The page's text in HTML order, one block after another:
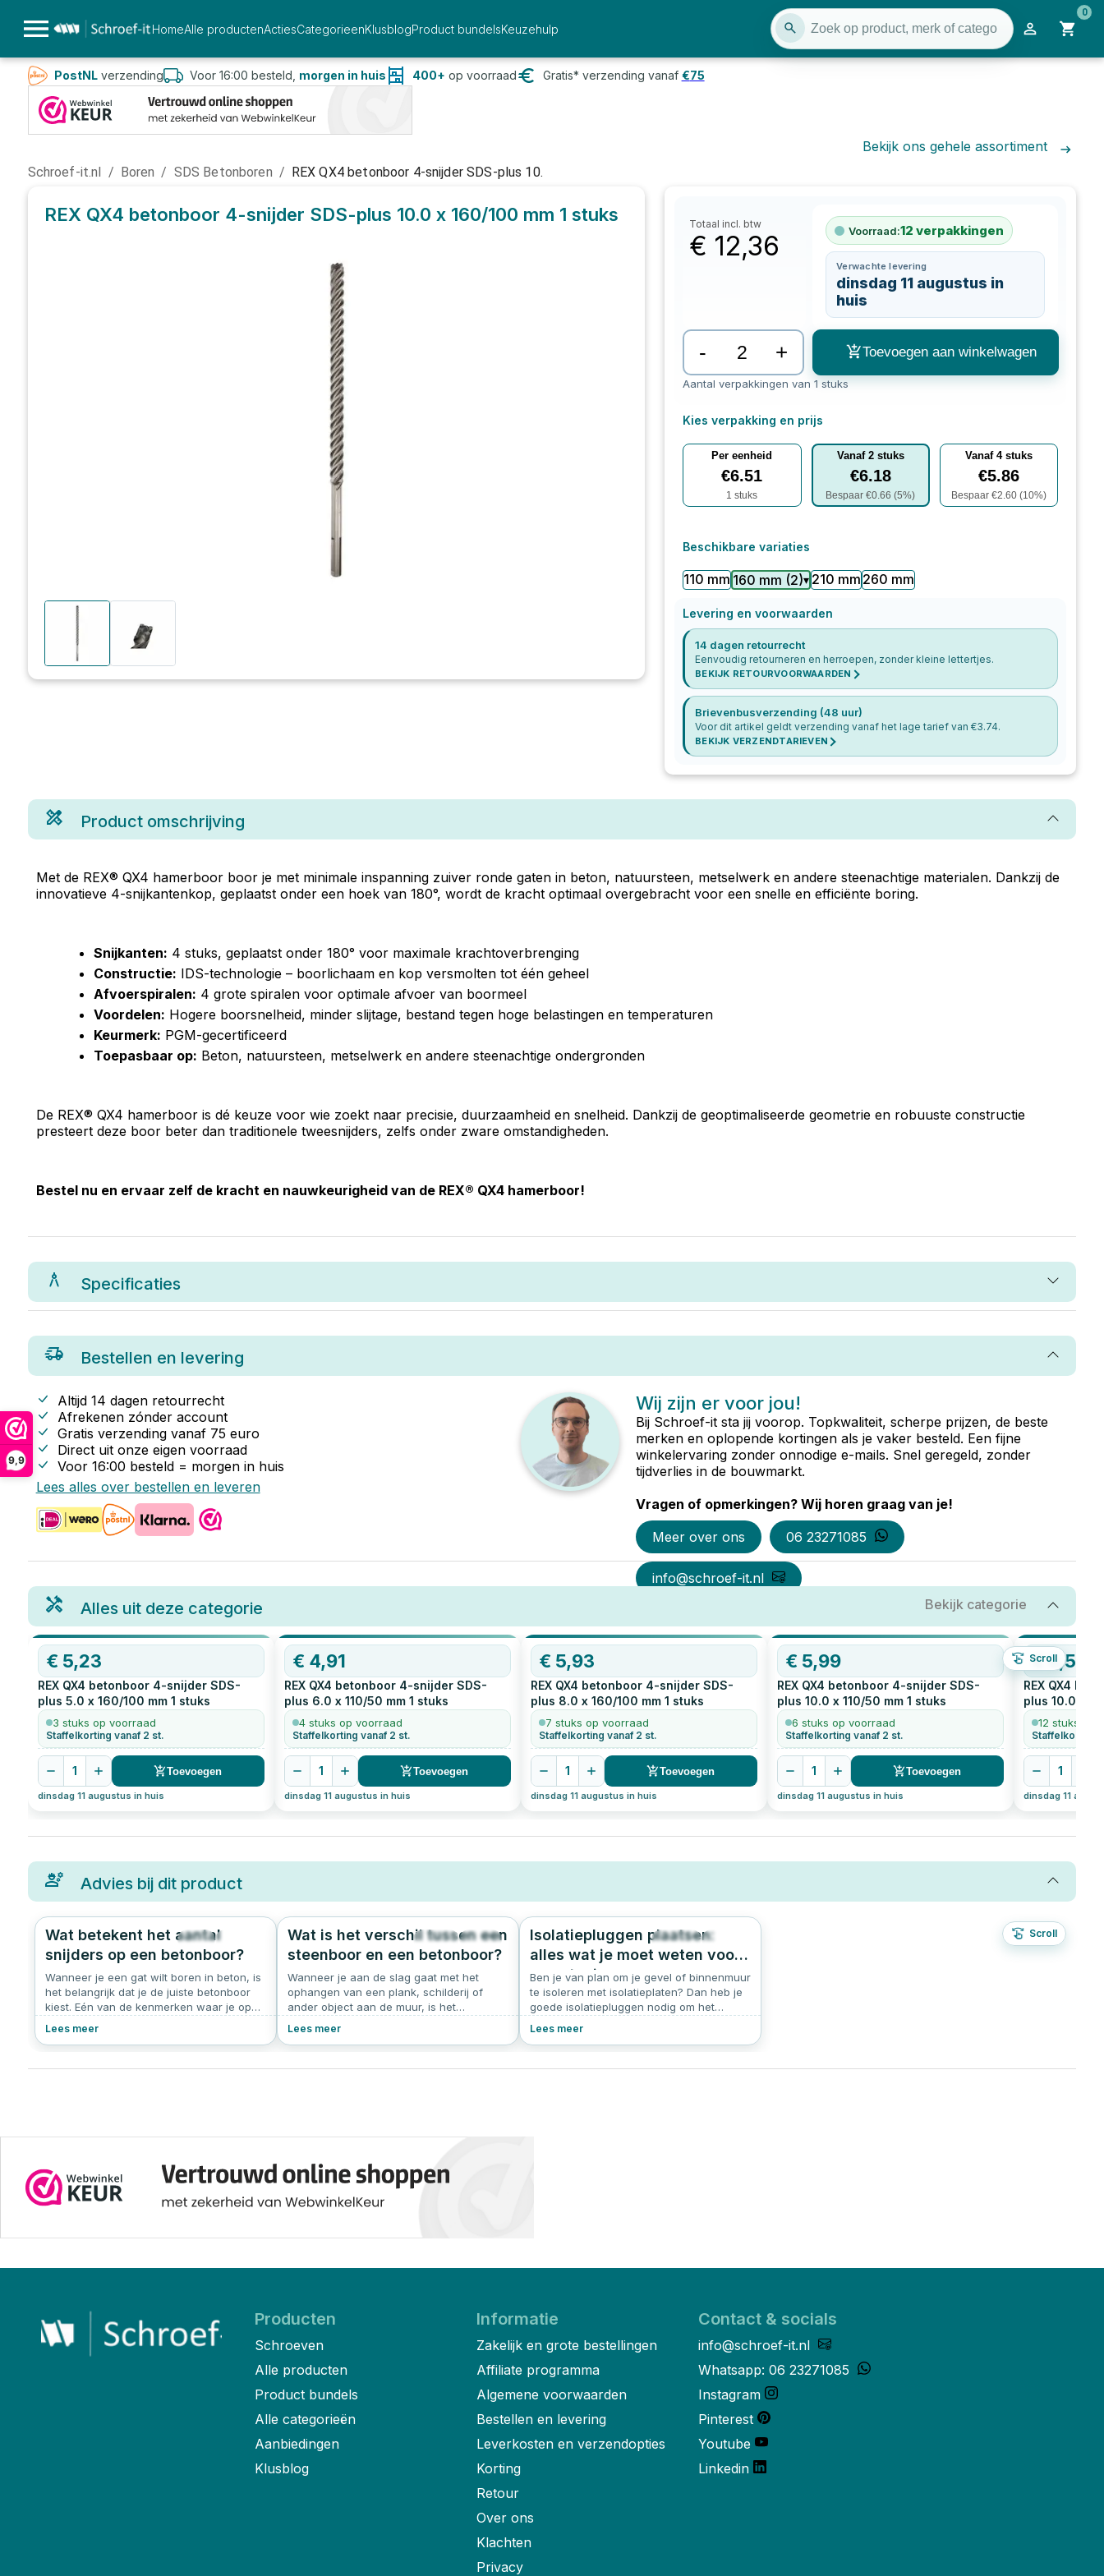
9,9
HomeAlle productenActiesCategorieenKlusblogProduct bundelsKeuzehulp
0
PostNLverzending Voor 16:00 besteld, morgen in huis 400+ op voorraad Gratis* verzending vanaf €75
Bekijk ons gehele assortiment
Schroef-it.nl / Boren / SDS Betonboren / REX QX4 betonboor 4-snijder SDS-plus 10.
REX QX4 betonboor 4-snijder SDS-plus 10.0 x 160/100 mm 1 stuks Totaal incl. btw
€ 12,36 Voorraad:12 verpakkingen
Verwachte levering
dinsdag 11 augustus in
huis
- + Toevoegen aan winkelwagen
Aantal verpakkingen van 1 stuks
Kies verpakking en prijs
Per eenheid
€6.51
1 stuks
Vanaf 2stuks
€6.18
Bespaar €0.66 (5%)
Vanaf4stuks
€5.86
Bespaar €2.60 (10%)
Beschikbare variaties
110 mm 160 mm (2)▾ 210 mm 260 mm
Levering en voorwaarden
14 dagen retourrecht
Eenvoudig retourneren en herroepen, zonder kleine lettertjes.
BEKIJK RETOURVOORWAARDEN
Brievenbusverzending (48 uur)
Voor dit artikel geldt verzending vanaf het lage tarief van €3.74.
BEKIJK VERZENDTARIEVEN
Product omschrijving
Met de REX® QX4 hamerboor boor je met minimale inspanning zuiver ronde gaten in beton, natuursteen, metselwerk en andere steenachtige materialen. Dankzij de
innovatieve 4-snijkantenkop, geplaatst onder een hoek van 180°, wordt de kracht optimaal overgebracht voor een snelle en efficiënte boring.
Snijkanten: 4 stuks, geplaatst onder 180° voor maximale krachtoverbrenging
Constructie: IDS-technologie – boorlichaam en kop versmolten tot één geheel
Afvoerspiralen: 4 grote spiralen voor optimale afvoer van boormeel
Voordelen: Hogere boorsnelheid, minder slijtage, bestand tegen hoge belastingen en temperaturen
Keurmerk: PGM-gecertificeerd
Toepasbaar op: Beton, natuursteen, metselwerk en andere steenachtige ondergronden
De REX® QX4 hamerboor is dé keuze voor wie zoekt naar precisie, duurzaamheid en snelheid. Dankzij de geoptimaliseerde geometrie en robuuste constructie
presteert deze boor beter dan traditionele tweesnijders, zelfs onder zware omstandigheden.
Bestel nu en ervaar zelf de kracht en nauwkeurigheid van de REX® QX4 hamerboor!
Specificaties
Bestellen en levering
Altijd 14 dagen retourrecht
Afrekenen zónder account
Gratis verzending vanaf 75 euro
Direct uit onze eigen voorraad
Voor 16:00 besteld = morgen in huis
Lees alles over bestellen en leveren
Wij zijn er voor jou!
Bij Schroef-it sta jij voorop. Topkwaliteit, scherpe prijzen, de beste
merken en oplopende kortingen als je vaker besteld. Een fijne
winkelervaring zonder onnodige e-mails. Snel geregeld, zonder
tijdverlies in de bouwmarkt.
Vragen of opmerkingen? Wij horen graag van je!
Meer over ons
06 23271085
info@schroef-it.nl
Alles uit deze categorie Bekijk categorie
Scroll
€ 5,23
REX QX4 betonboor 4-snijder SDS-
plus 5.0 x 160/100 mm 1 stuks
3 stuks op voorraad
Staffelkorting vanaf 2 st.
1 Toevoegen
dinsdag 11 augustus in huis
€ 4,91
REX QX4 betonboor 4-snijder SDS-
plus 6.0 x 110/50 mm 1 stuks
4 stuks op voorraad
Staffelkorting vanaf 2 st.
1 Toevoegen
dinsdag 11 augustus in huis
€ 5,93
REX QX4 betonboor 4-snijder SDS-
plus 8.0 x 160/100 mm 1 stuks
7 stuks op voorraad
Staffelkorting vanaf 2 st.
1 Toevoegen
dinsdag 11 augustus in huis
€ 5,99
REX QX4 betonboor 4-snijder SDS-
plus 10.0 x 110/50 mm 1 stuks
6 stuks op voorraad
Staffelkorting vanaf 2 st.
1 Toevoegen
dinsdag 11 augustus in huis
€6,51
REX QX4
plus 10.0 x
12 stuks op
Staffelkorting
1
dinsdag 11
Advies bij dit product
Scroll
41
Wat betekent het aantal
snijders op een betonboor?
Wanneer je een gat wilt boren in beton, is
het belangrijk dat je de juiste betonboor
kiest. Eén van de kenmerken waar je op
‘cutters’ genoemd) aan de boorkop. Maar
je nodig voor jouw klus?
Lees meer
442 4.7
Wat is het verschil tussen een
steenboor en een betonboor?
Wanneer je aan de slag gaat met het
ophangen van een plank, schilderij of
ander object aan de muur, is het
Zeker als je door harde materialen zoals
veelgebruikte boortypes zijn de steenboor
Lees meer
1234
Isolatiepluggen plaatsen:
alles wat je moet weten voor
een stevige en
koudebrugvrije bevestiging
Ben je van plan om je gevel of binnenmuur
te isoleren met isolatieplaten? Dan heb je
goede isolatiepluggen nodig om het
gebruik je isolatiepluggen precies, welke
kunststof of metalen pinnen? In dit artikel
Lees meer
Producten
Schroeven
Alle producten
Product bundels
Alle categorieën
Aanbiedingen
Klusblog
Informatie
Zakelijk en grote bestellingen
Affiliate programma
Algemene voorwaarden
Bestellen en levering
Leverkosten en verzendopties
Korting
Retour
Over ons
Klachten
Privacy
Contact & socials
info@schroef-it.nl
Whatsapp: 06 23271085
Instagram
Pinterest
Youtube
Linkedin